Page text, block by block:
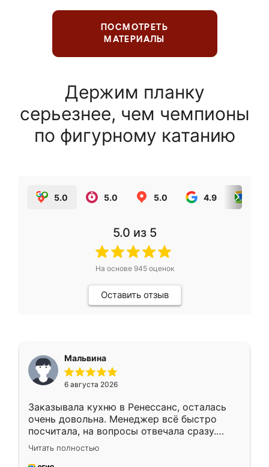
ПОСМОТРЕТЬ
МАТЕРИАЛЫ
Держим планку
серьезнее, чем чемпионы
по фигурному катанию
5.0 5.0 5.0 4.9
5.0 из 5
На основе 945оценок
Оставить отзыв
Мальвина
6 августа 2026
Заказывала кухню в Ренессанс, осталась
очень довольна. Менеджер всё быстро
посчитала, на вопросы отвечала сразу.
Замерщик приехал в субботу, подошёл к
делу со всей ответственностью. Собрали
Читать полностью